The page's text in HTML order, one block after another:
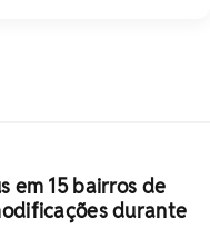
em 15 bairros de
durante